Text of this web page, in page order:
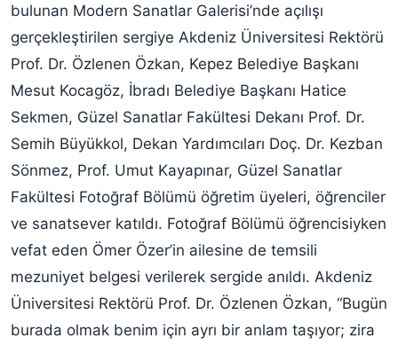
bulunan Modern Sanatlar Galerisi’nde açılışı
gerçekleştirilen sergiye Akdeniz Üniversitesi Rektörü
Prof. Dr. Özlenen Özkan, Kepez Belediye Başkanı
Mesut Kocagöz, İbradı Belediye Başkanı Hatice
Sekmen, Güzel Sanatlar Fakültesi Dekanı Prof. Dr.
Semih Büyükkol, Dekan Yardımcıları Doç. Dr. Kezban
Sönmez, Prof. Umut Kayapınar, Güzel Sanatlar
Fakültesi Fotoğraf Bölümü öğretim üyeleri, öğrenciler
ve sanatsever katıldı. Fotoğraf Bölümü öğrencisiyken
vefat eden Ömer Özer’in ailesine de temsili
mezuniyet belgesi verilerek sergide anıldı. Akdeniz
Üniversitesi Rektörü Prof. Dr. Özlenen Özkan, “Bugün
burada olmak benim için ayrı bir anlam taşıyor; zira